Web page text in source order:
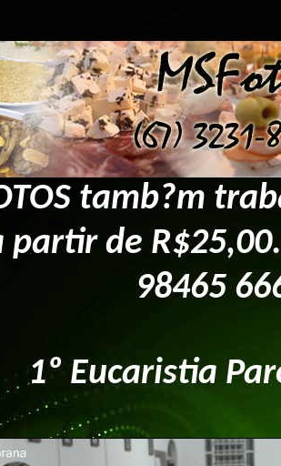
tamb?m
de
98465
1º Eucaristia